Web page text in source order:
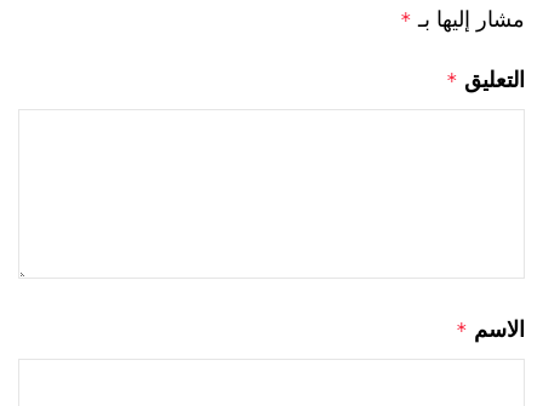
مشار إليها بـ *
التعليق *
الاسم *